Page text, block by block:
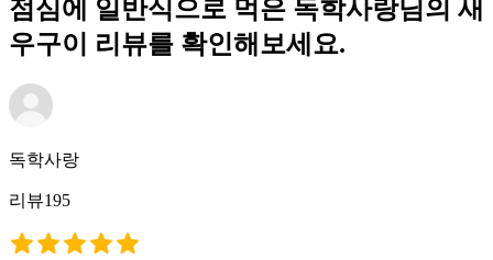
점심에 일반식으로 먹은 독학사랑님의 새
우구이 리뷰를 확인해보세요.
독학사랑
리뷰195